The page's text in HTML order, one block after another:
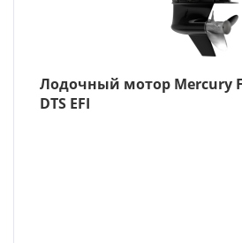
Лодочный мотор Mercury F
DTS EFI